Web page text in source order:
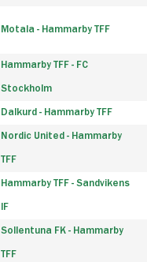
Motala - Hammarby TFF
Hammarby TFF - FC
Stockholm
Dalkurd - Hammarby TFF
Nordic United - Hammarby
TFF
Hammarby TFF - Sandvikens
IF
Sollentuna FK - Hammarby
TFF